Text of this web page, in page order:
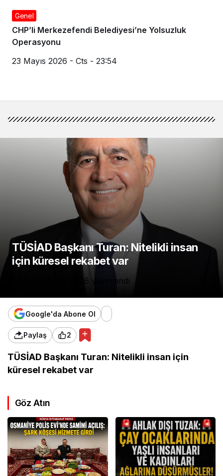
Genel
CHP’li Merkezefendi Belediyesi’ne Yolsuzluk
Operasyonu
23 Mayıs 2026 - Cts - 23:54
TÜSİAD Başkanı Turan: Nitelikli insan
için küresel rekabet var
10 Ocak 2024, 14:26 yayınlandı
Google'da Abone Ol
Paylaş 2
TÜSİAD Başkanı Turan: Nitelikli insan için
küresel rekabet var
Göz Atın